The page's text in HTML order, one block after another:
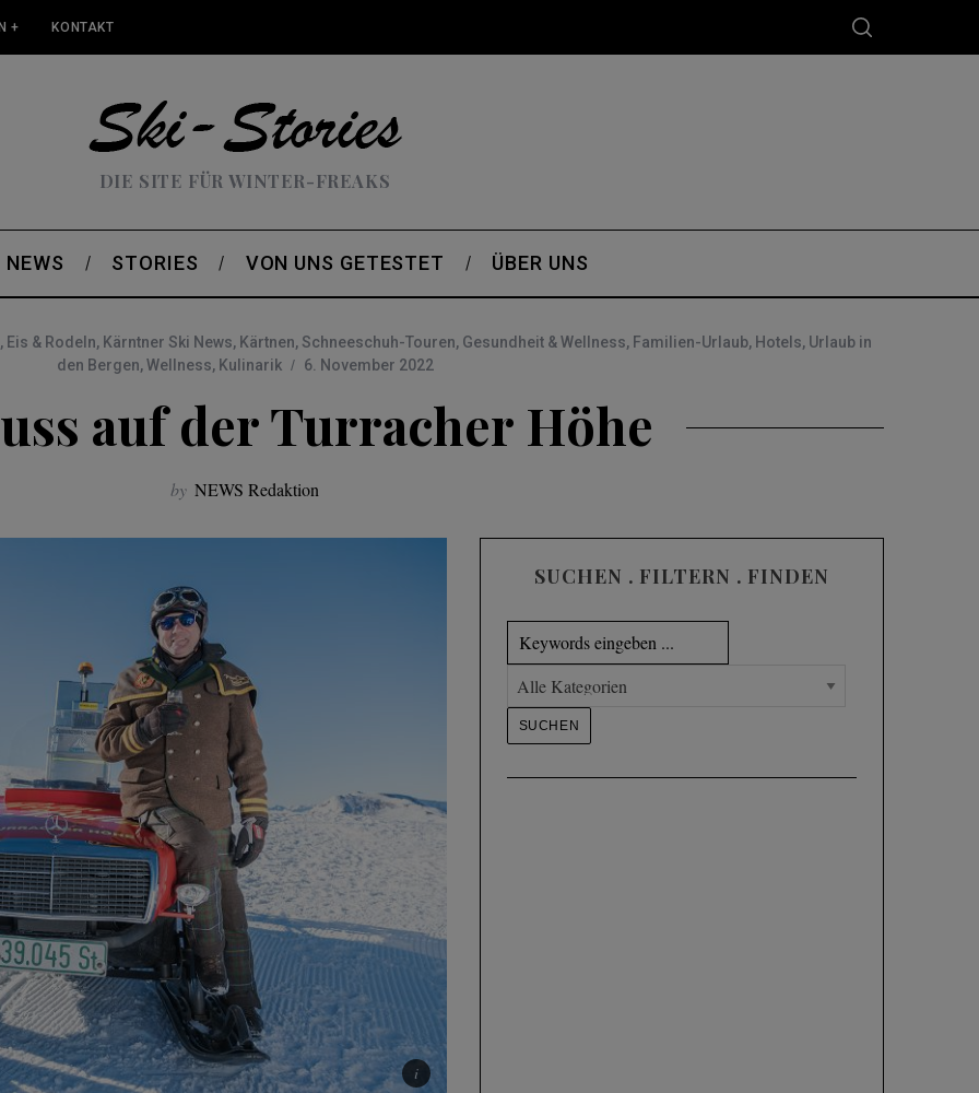
+ KONTAKT
DIE SITE FÜR WINTER-FREAKS
NEWS STORIES VON UNS GETESTET ÜBER UNS
, Eis & Rodeln, Kärntner Ski News, Kärtnen, Schneeschuh-Touren, Gesundheit & Wellness, Familien-Urlaub, Hotels, Urlaub in
den Bergen,Wellness, Kulinarik 6. November 2022
auf der Turracher Höhe
by NEWS Redaktion
SUCHEN . FILTERN . FINDEN